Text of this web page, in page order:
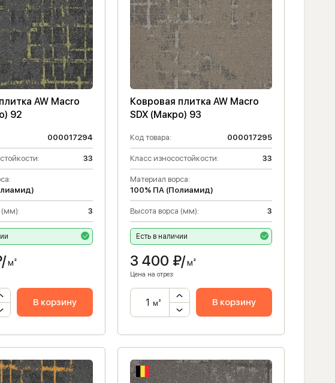
AW Macro
92
000017294
33
(мм): 3
м²
В корзину
Ковровая плитка AW Macro
SDX (Макро) 93
Код товара: 000017295
Класс износостойкости: 33
Материал ворса:
100% ПА (Полиамид)
Высота ворса (мм): 3
Есть в наличии
3 400 ₽/м²
Цена на отрез:
м² В корзину